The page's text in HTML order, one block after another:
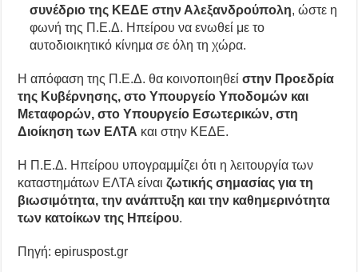
συνέδριο της ΚΕΔΕ στην Αλεξανδρούπολη, ώστε η
φωνή της Π.Ε.Δ. Ηπείρου να ενωθεί με το
αυτοδιοικητικό κίνημα σε όλη τη χώρα.
Η απόφαση της Π.Ε.Δ. θα κοινοποιηθείστην Προεδρία
της Κυβέρνησης, στο Υπουργείο Υποδομών και
Μεταφορών, στο Υπουργείο Εσωτερικών, στη
Διοίκηση των ΕΛΤΑ και στην ΚΕΔΕ.
Η Π.Ε.Δ. Ηπείρου υπογραμμίζει ότι η λειτουργία των
καταστημάτων ΕΛΤΑ είναιζωτικής σημασίας για τη
βιωσιμότητα, την ανάπτυξη και την καθημερινότητα
των κατοίκων της Ηπείρου.
Πηγή: epiruspost.gr